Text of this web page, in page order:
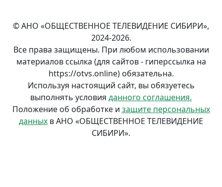
© АНО «ОБЩЕСТВЕННОЕ ТЕЛЕВИДЕНИЕ СИБИРИ»,
2024-2026.
Все права защищены. При любом использовании
материалов ссылка (для сайтов - гиперссылка на
https://otvs.online) обязательна.
Используя настоящий сайт, вы обязуетесь
выполнять условия данного соглашения.
Положение об обработке и защите персональных
данных в АНО «ОБЩЕСТВЕННОЕ ТЕЛЕВИДЕНИЕ
СИБИРИ».